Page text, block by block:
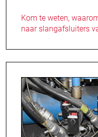
Kom te weten,
naar slangafsluiters